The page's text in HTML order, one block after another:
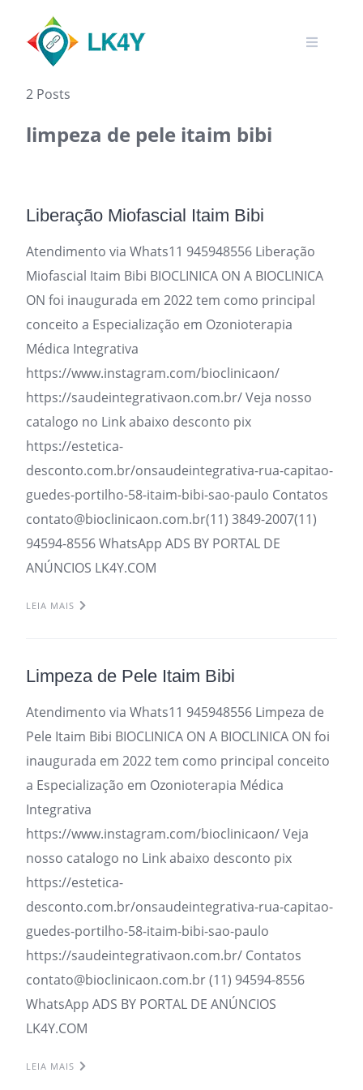
content
2 Posts
limpeza de pele itaim bibi
Liberação Miofascial Itaim Bibi
Atendimento via Whats11 945948556 Liberação
Miofascial Itaim Bibi BIOCLINICA ON A BIOCLINICA
ON foi inaugurada em 2022 tem como principal
conceito a Especialização em Ozonioterapia
Médica Integrativa
https://www.instagram.com/bioclinicaon/
https://saudeintegrativaon.com.br/ Veja nosso
catalogo no Link abaixo desconto pix
https://estetica-
desconto.com.br/onsaudeintegrativa-rua-capitao-
guedes-portilho-58-itaim-bibi-sao-paulo Contatos
contato@bioclinicaon.com.br(11) 3849-2007(11)
94594-8556 WhatsApp ADS BY PORTAL DE
ANÚNCIOS LK4Y.COM
LEIA MAIS
Limpeza de Pele Itaim Bibi
Atendimento via Whats11 945948556 Limpeza de
Pele Itaim Bibi BIOCLINICA ON A BIOCLINICA ON foi
inaugurada em 2022 tem como principal conceito
a Especialização em Ozonioterapia Médica
Integrativa
https://www.instagram.com/bioclinicaon/ Veja
nosso catalogo no Link abaixo desconto pix
https://estetica-
desconto.com.br/onsaudeintegrativa-rua-capitao-
guedes-portilho-58-itaim-bibi-sao-paulo
https://saudeintegrativaon.com.br/ Contatos
contato@bioclinicaon.com.br (11) 94594-8556
WhatsApp ADS BY PORTAL DE ANÚNCIOS
LK4Y.COM
LEIA MAIS